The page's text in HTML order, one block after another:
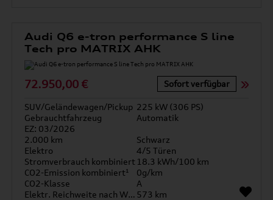
Audi Q6 e-tron performance S line
Tech pro MATRIX AHK
72.950,00 € Sofort verfügbar
SUV/Geländewagen/Pickup 225 kW (306 PS)
Gebrauchtfahrzeug
Automatik
EZ: 03/2026
2.000 km
Schwarz
Elektro
4/5 Türen
Stromverbrauch kombiniert 18.3 kWh/100 km
CO2-Emission kombiniert¹
0g/km
CO2-Klasse
A
Elektr. Reichweite nach WLTP* 573 km